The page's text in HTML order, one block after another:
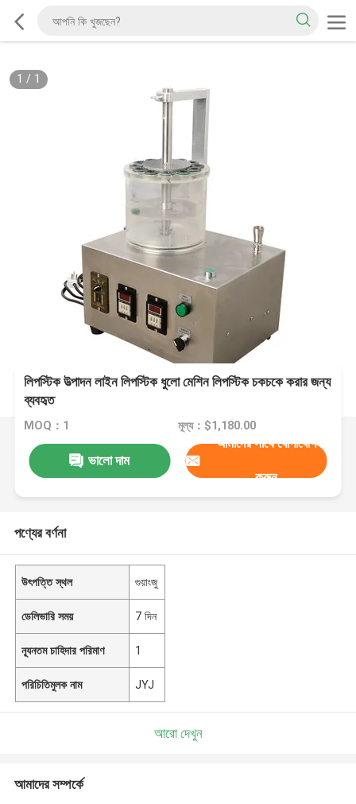
1 / 1
লিপস্টিক উত্পাদন লাইন লিপস্টিক ধুলো মেশিন লিপস্টিক চকচকে করার জন্য
ব্যবহৃত
MOQ：1 মূল্য：$1,180.00
ভালো দাম
আমাদের সাথে যোগাযোগ
করুন
পণ্যের বর্ণনা
উৎপত্তি স্থল গুয়াংজু
ডেলিভারি সময় 7 দিন
ন্যূনতম চাহিদার পরিমাণ 1
পরিচিতিমুলক নাম JYJ
আরো দেখুন
আমাদের সম্পর্কে